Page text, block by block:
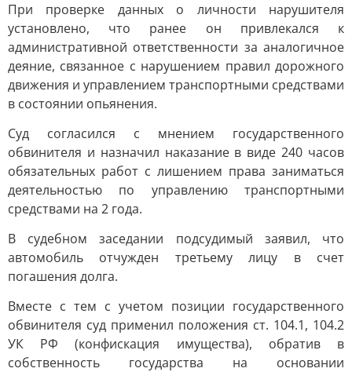
При проверке данных о личности нарушителя
установлено, что ранее он привлекался к
административной ответственности за аналогичное
деяние, связанное с нарушением правил дорожного
движения и управлением транспортными средствами
в состоянии опьянения.
Суд согласился с мнением государственного
обвинителя и назначил наказание в виде 240 часов
обязательных работ с лишением права заниматься
деятельностью по управлению транспортными
средствами на 2 года.
В судебном заседании подсудимый заявил, что
автомобиль отчужден третьему лицу в счет
погашения долга.
Вместе с тем с учетом позиции государственного
обвинителя суд применил положения ст. 104.1, 104.2
УК РФ (конфискация имущества), обратив в
собственность государства на основании